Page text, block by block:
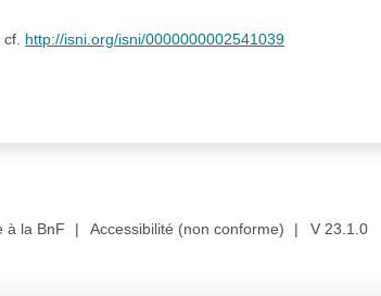
http://isni.org/isni/0000000002541039
à la BnF | Accessibilité (non conforme) | V 23.1.0